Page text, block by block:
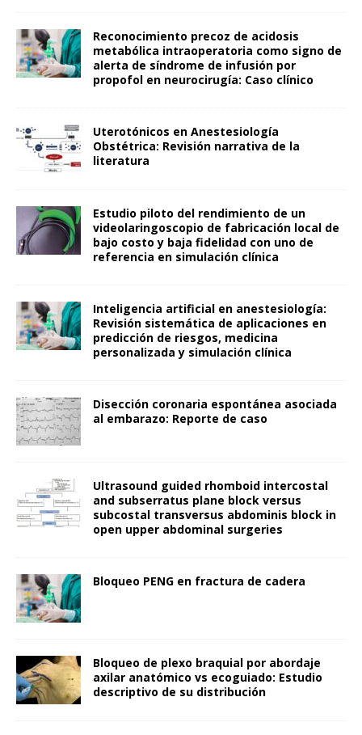
Reconocimiento precoz de acidosis
metabólica intraoperatoria como signo de
alerta de síndrome de infusión por
propofol en neurocirugía: Caso clínico
Uterotónicos en Anestesiología
Obstétrica: Revisión narrativa de la
literatura
Estudio piloto del rendimiento de un
videolaringoscopio de fabricación local de
bajo costo y baja fidelidad con uno de
referencia en simulación clínica
Inteligencia artificial en anestesiología:
Revisión sistemática de aplicaciones en
predicción de riesgos, medicina
personalizada y simulación clínica
Disección coronaria espontánea asociada
al embarazo: Reporte de caso
Ultrasound guided rhomboid intercostal
and subserratus plane block versus
subcostal transversus abdominis block in
open upper abdominal surgeries
Bloqueo PENG en fractura de cadera
Bloqueo de plexo braquial por abordaje
axilar anatómico vs ecoguiado: Estudio
descriptivo de su distribución